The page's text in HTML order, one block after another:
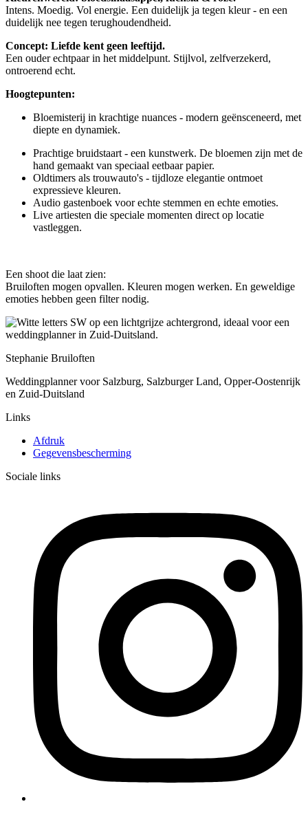
Intens. Moedig. Vol energie. Een duidelijk ja tegen kleur - en een
duidelijk nee tegen terughoudendheid.
Concept: Liefde kent geen leeftijd.
Een ouder echtpaar in het middelpunt. Stijlvol, zelfverzekerd,
ontroerend echt.
Hoogtepunten:
Bloemisterij in krachtige nuances - modern geënsceneerd, met
diepte en dynamiek.
Prachtige bruidstaart - een kunstwerk. De bloemen zijn met de
hand gemaakt van speciaal eetbaar papier.
Oldtimers als trouwauto's - tijdloze elegantie ontmoet
expressieve kleuren.
Audio gastenboek voor echte stemmen en echte emoties.
Live artiesten die speciale momenten direct op locatie
vastleggen.
Een shoot die laat zien:
Bruiloften mogen opvallen. Kleuren mogen werken. En geweldige
emoties hebben geen filter nodig.
Stephanie Bruiloften
Weddingplanner voor Salzburg, Salzburger Land, Opper-Oostenrijk
en Zuid-Duitsland
Links
Afdruk
Gegevensbescherming
Sociale links